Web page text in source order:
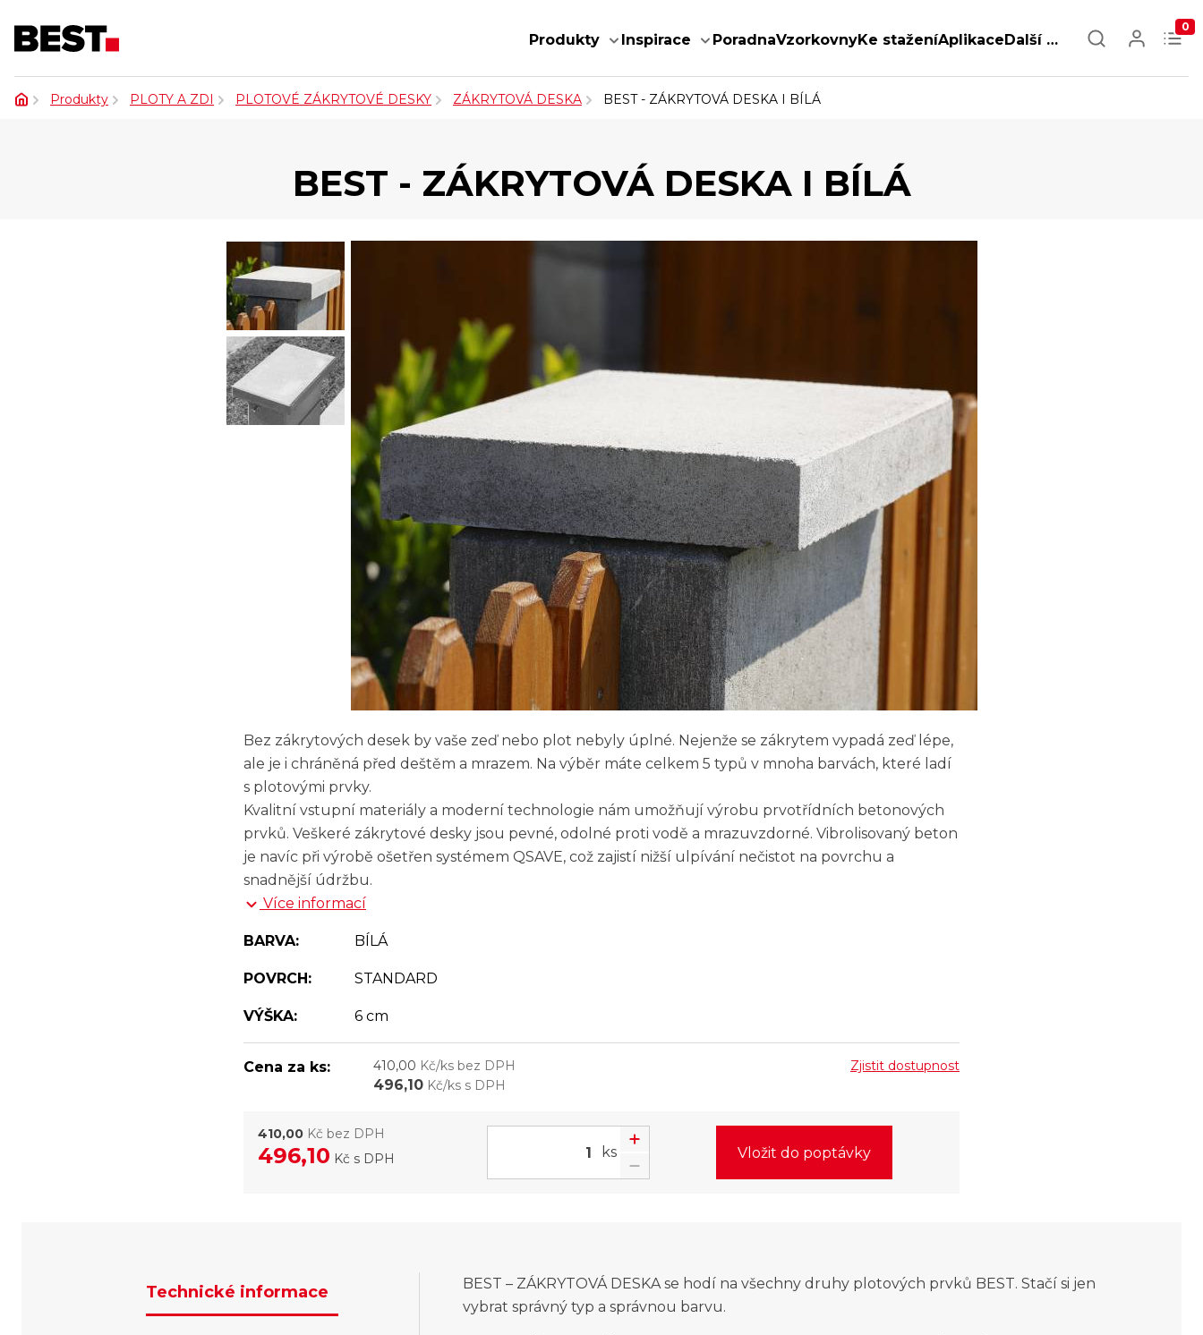
Produkty Inspirace PoradnaVzorkovnyKe staženíAplikaceDalší …
0
Produkty PLOTY A ZDI PLOTOVÉ ZÁKRYTOVÉ DESKY ZÁKRYTOVÁ DESKA BEST - ZÁKRYTOVÁ DESKA I BÍLÁ
BEST - ZÁKRYTOVÁ DESKA I BÍLÁ
Bez zákrytových desek by vaše zeď nebo plot nebyly úplné. Nejenže se zákrytem vypadá zeď lépe,
ale je i chráněná před deštěm a mrazem. Na výběr máte celkem 5 typů v mnoha barvách, které ladí
s plotovými prvky.
Kvalitní vstupní materiály a moderní technologie nám umožňují výrobu prvotřídních betonových
prvků. Veškeré zákrytové desky jsou pevné, odolné proti vodě a mrazuvzdorné. Vibrolisovaný beton
je navíc při výrobě ošetřen systémem QSAVE, což zajistí nižší ulpívání nečistot na povrchu a
snadnější údržbu.
Více informací
BARVA: BÍLÁ
POVRCH: STANDARD
VÝŠKA: 6 cm
Cena za ks: 410,00 Kč/ks bez DPH
496,10 Kč/ks s DPH
Zjistit dostupnost
410,00 Kč bez DPH
496,10 Kč s DPH ks Vložit do poptávky
Technické informace
BEST – ZÁKRYTOVÁ DESKA se hodí na všechny druhy plotových prvků BEST. Stačí si jen
vybrat správný typ a správnou barvu.